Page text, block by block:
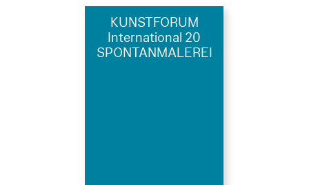
KUNSTFORUM
International 20
SPONTANMALEREI